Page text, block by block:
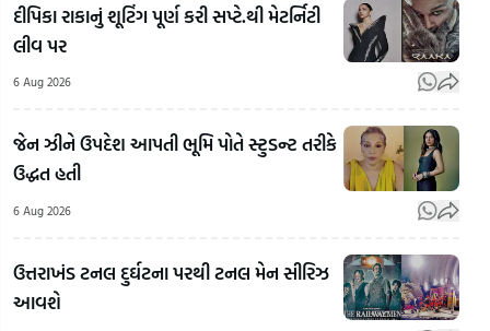
દીપિકા રાકાનું શૂટિંગ પૂર્ણ કરી સપ્ટે.થી મેટર્નિટી
લીવ પર
6 Aug 2026
જેન ઝીને ઉપદેશ આપતી ભૂમિ પોતે સ્ટુડન્ટ તરીકે
ઉદ્ધત હતી
6 Aug 2026
ઉત્તરાખંડ ટનલ દુર્ઘટના પરથી ટનલ મેન સીરિઝ
આવશે
પ્લાસ્ટર ન
મળ્યું તો
પગમાં પૂંઠું
બાંધી દીધું!
પટેલે કાઢી